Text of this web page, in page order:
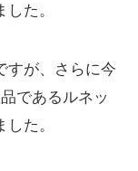
た。
すが、さらに今
であるルネッ
た。